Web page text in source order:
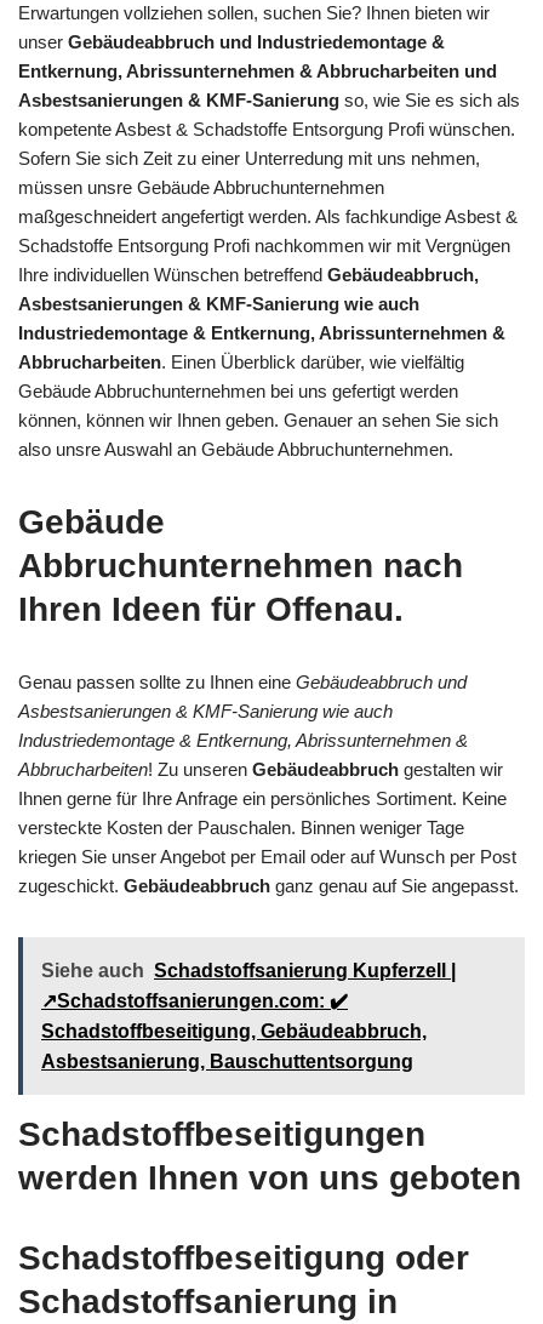
Erwartungen vollziehen sollen, suchen Sie? Ihnen bieten wir
unser Gebäudeabbruch und Industriedemontage &
Entkernung, Abrissunternehmen & Abbrucharbeiten und
Asbestsanierungen & KMF-Sanierung so, wie Sie es sich als
kompetente Asbest & Schadstoffe Entsorgung Profi wünschen.
Sofern Sie sich Zeit zu einer Unterredung mit uns nehmen,
müssen unsre Gebäude Abbruchunternehmen
maßgeschneidert angefertigt werden. Als fachkundige Asbest &
Schadstoffe Entsorgung Profi nachkommen wir mit Vergnügen
Ihre individuellen Wünschen betreffend Gebäudeabbruch,
Asbestsanierungen & KMF-Sanierung wie auch
Industriedemontage & Entkernung, Abrissunternehmen &
Abbrucharbeiten. Einen Überblick darüber, wie vielfältig
Gebäude Abbruchunternehmen bei uns gefertigt werden
können, können wir Ihnen geben. Genauer an sehen Sie sich
also unsre Auswahl an Gebäude Abbruchunternehmen.
Gebäude
Abbruchunternehmen nach
Ihren Ideen für Offenau.
Genau passen sollte zu Ihnen eine Gebäudeabbruch und
Asbestsanierungen & KMF-Sanierung wie auch
Industriedemontage & Entkernung, Abrissunternehmen &
Abbrucharbeiten! Zu unseren Gebäudeabbruch gestalten wir
Ihnen gerne für Ihre Anfrage ein persönliches Sortiment. Keine
versteckte Kosten der Pauschalen. Binnen weniger Tage
kriegen Sie unser Angebot per Email oder auf Wunsch per Post
zugeschickt. Gebäudeabbruch ganz genau auf Sie angepasst.
Siehe auch Schadstoffsanierung Kupferzell |
↗️Schadstoffsanierungen.com: ✔️
Schadstoffbeseitigung, Gebäudeabbruch,
Asbestsanierung, Bauschuttentsorgung
Schadstoffbeseitigungen
werden Ihnen von uns geboten
Schadstoffbeseitigung oder
Schadstoffsanierung in